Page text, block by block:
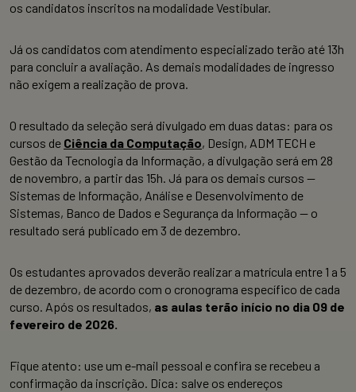
os candidatos inscritos na modalidade Vestibular.
Já os candidatos com atendimento especializado terão até 13h
para concluir a avaliação. As demais modalidades de ingresso
não exigem a realização de prova.
O resultado da seleção será divulgado em duas datas: para os
cursos de Ciência da Computação, Design, ADM TECH e
Gestão da Tecnologia da Informação, a divulgação será em 28
de novembro, a partir das 15h. Já para os demais cursos —
Sistemas de Informação, Análise e Desenvolvimento de
Sistemas, Banco de Dados e Segurança da Informação — o
resultado será publicado em 3 de dezembro.
Os estudantes aprovados deverão realizar a matrícula entre 1 a 5
de dezembro, de acordo com o cronograma específico de cada
curso. Após os resultados, as aulas terão início no dia 09 de
fevereiro de 2026.
Fique atento: use um e-mail pessoal e confira se recebeu a
confirmação da inscrição. Dica: salve os endereços